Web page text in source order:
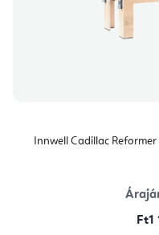
Innwell Cadillac
Ft1